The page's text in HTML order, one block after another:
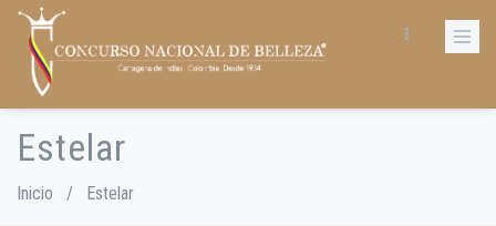
Pasar
contenido
principal
Estelar
Sobrescribir
enlaces
de
Inicio / Estelar